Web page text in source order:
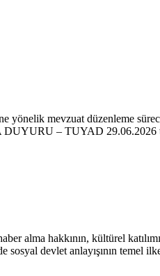
yönelik mevzuat düzenleme
– TUYAD 29.06.2026
alma hakkının, kültürel
devlet anlayışının temel